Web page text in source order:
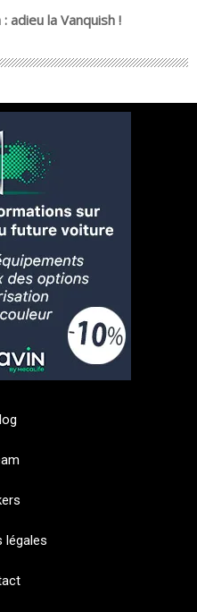
adieu la Vanquish !
légales